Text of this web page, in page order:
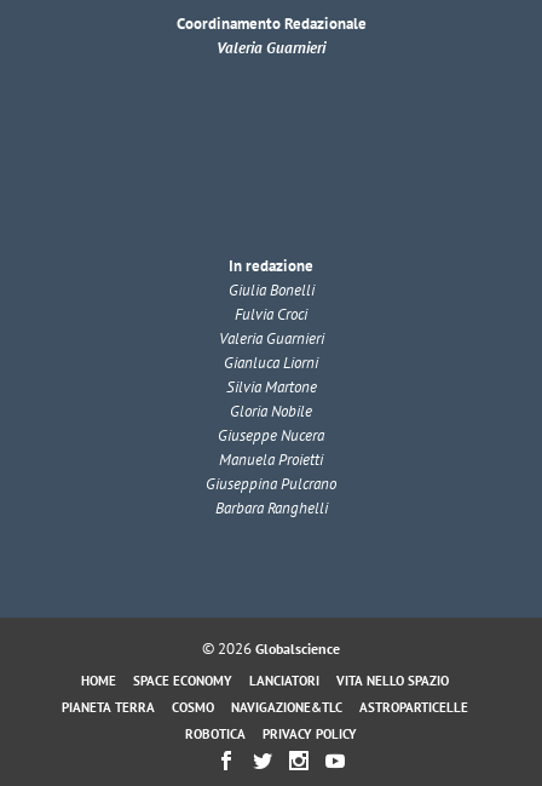
Coordinamento Redazionale
Valeria Guarnieri
In redazione
Giulia Bonelli
Fulvia Croci
Valeria Guarnieri
Gianluca Liorni
Silvia Martone
Gloria Nobile
Giuseppe Nucera
Manuela Proietti
Giuseppina Pulcrano
Barbara Ranghelli
© 2026 Globalscience
HOME SPACE ECONOMY LANCIATORI
VITA NELLO SPAZIO
PIANETA TERRA
COSMO NAVIGAZIONE&TLC
ASTROPARTICELLE
ROBOTICA
PRIVACY POLICY